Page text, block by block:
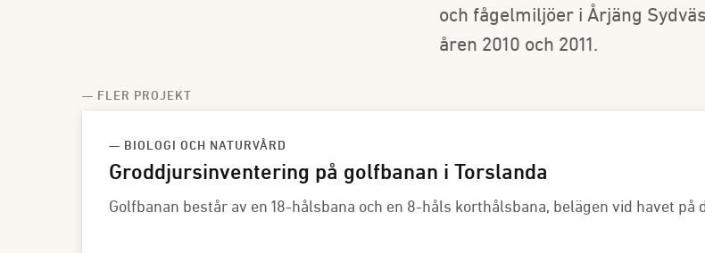
och fågelmiljöer i Årjäng
åren 2010 och 2011.
— FLER PROJEKT
— BIOLOGI OCH NATURVÅRD
Groddjursinventering på golfbanan i Torslanda
Golfbanan består av en 18-hålsbana och en 8-håls korthålsbana, belägen vid havet på